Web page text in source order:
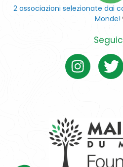
2 associazioni selezionate dai
Monde!